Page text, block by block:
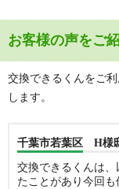
お客様の声をご
交換できるくんをご
します。
千葉市若葉区 H様
交換できるくんは
たことがあり今回